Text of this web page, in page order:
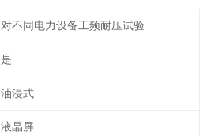
对不同电力设备工频耐压试验
是
油浸式
液晶屏